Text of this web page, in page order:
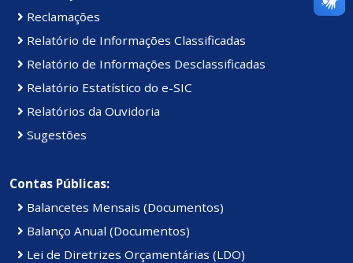
Reclamações
Relatório de Informações Classificadas
Relatório de Informações Desclassificadas
Relatório Estatístico do e-SIC
Relatórios da Ouvidoria
Sugestões
Contas Públicas:
Balancetes Mensais (Documentos)
Balanço Anual (Documentos)
Lei de Diretrizes Orçamentárias (LDO)